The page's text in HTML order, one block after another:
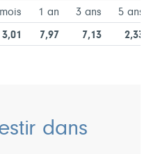
1 an 3 ans 5 ans
3,01 7,97 7,13 2,33
dans